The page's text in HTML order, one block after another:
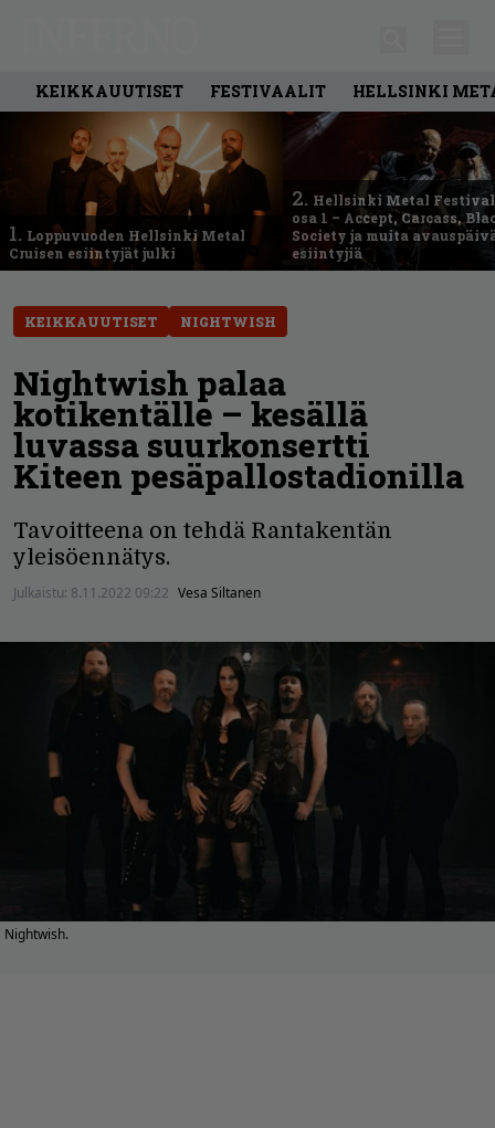
KEIKKAUUTISET FESTIVAALIT HELLSINKI
1. Loppuvuoden Hellsinki Metal
Cruisen esiintyjät julki
2. Hellsinki Metal
osa 1 – Accept, Carcass,
Society ja muita
esiintyjiä
KEIKKAUUTISET NIGHTWISH
Nightwish palaa
kotikentälle – kesällä
luvassa suurkonsertti
Kiteen pesäpallostadionilla
Tavoitteena on tehdä Rantakentän
yleisöennätys.
Julkaistu: 8.11.2022 09:22 Vesa Siltanen
Nightwish.